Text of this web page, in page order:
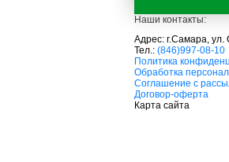
Наши контакты:
Адрес: г.Самара,
Тел.: (846)997-08-10
с
а
д
о
в
Политика
Обработка
Соглашение с
Договор-оферта
Карта сайта